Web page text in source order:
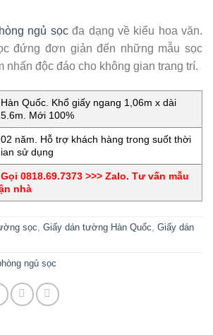
ngủ sọcđa dạng về kiểu hoa văn.
đứng đơn giản đến những mẫu sọc
nhấn độc đáo cho không gian trang trí.
Hàn Quốc. Khổ giấy ngang 1,06m x dài
Mới 100%
02 năm. Hỗ trợ khách hàng trong suốt thời
sử dụng
Gọi 0818.69.7373 >>> Zalo. Tư vấn mẫu
nhà
sọc Giấy dán tường Hàn Quốc Giấy dán
ngủ sọc